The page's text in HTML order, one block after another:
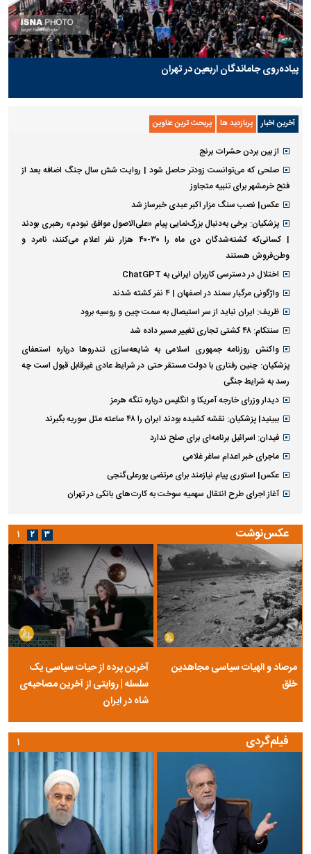
پیاده‌روی جاماندگان اربعین در تهران
آخرین اخبار پربازدید ها پربحث ترین عناوین
از بین بردن حشرات برنج
صلحی که می‌توانست زودتر حاصل شود | روایت شش سال جنگ اضافه بعد از
فتح خرمشهر برای تنبیه متجاوز
عکس| نصب سنگ مزار اکبر عبدی خبرساز شد
پزشکیان: برخی به‌دنبال بزرگ‌نمایی پیام «علی‌الاصول موافق نبودم» رهبری بودند
| کسانی‌که کشته‌شدگان دی ماه را ۳۰-۴۰ هزار نفر اعلام می‌کنند، نامرد و
وطن‌فروش هستند
اختلال در دسترسی کاربران ایرانی به ChatGPT
واژگونی مرگبار سمند در اصفهان | ۴ نفر کشته شدند
ظریف: ایران نباید از سر استیصال به سمت چین و روسیه برود
سنتکام: ۴۸ کشتی تجاری تغییر مسیر داده شد
واکنش روزنامه جمهوری اسلامی به شایعه‌سازی تندروها درباره استعفای
پزشکیان: چنین رفتاری با دولت مستقر حتی در شرایط عادی غیرقابل قبول است چه
رسد به شرایط جنگی
دیدار وزرای خارجه آمریکا و انگلیس درباره تنگه هرمز
ببینید| پزشکیان: نقشه کشیده بودند ایران را ۴۸ ساعته مثل سوریه بگیرند
فیدان: اسرائیل برنامه‌ای برای صلح ندارد
ماجرای خبر اعدام ساغر غلامی
عکس| استوری پیام نیازمند برای مرتضی پورعلی‌گنجی
آغاز اجرای طرح انتقال سهمیه سوخت به کارت‌های بانکی در تهران
عکس‌نوشت
مرصاد و الهیات سیاسی مجاهدین
خلق
آخرین پرده از حیات سیاسی یک
سلسله | روایتی از آخرین مصاحبه‌ی
شاه در ایران
۱ ۲ ۳
فیلم‌گردی ۱